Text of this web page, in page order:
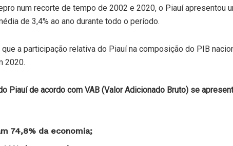
num recorte de tempo de 2002 e 2020, o Piauí apresentou
de 3,4% ao ano durante todo o período.
a participação relativa do Piauí na composição do PIB
2020.
Piauí de acordo com VAB (Valor Adicionado Bruto) se
74,8% da economia;